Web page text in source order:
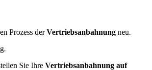
Prozess derVertriebsanbahnung neu.
Sie Ihre Vertriebsanbahnung auf